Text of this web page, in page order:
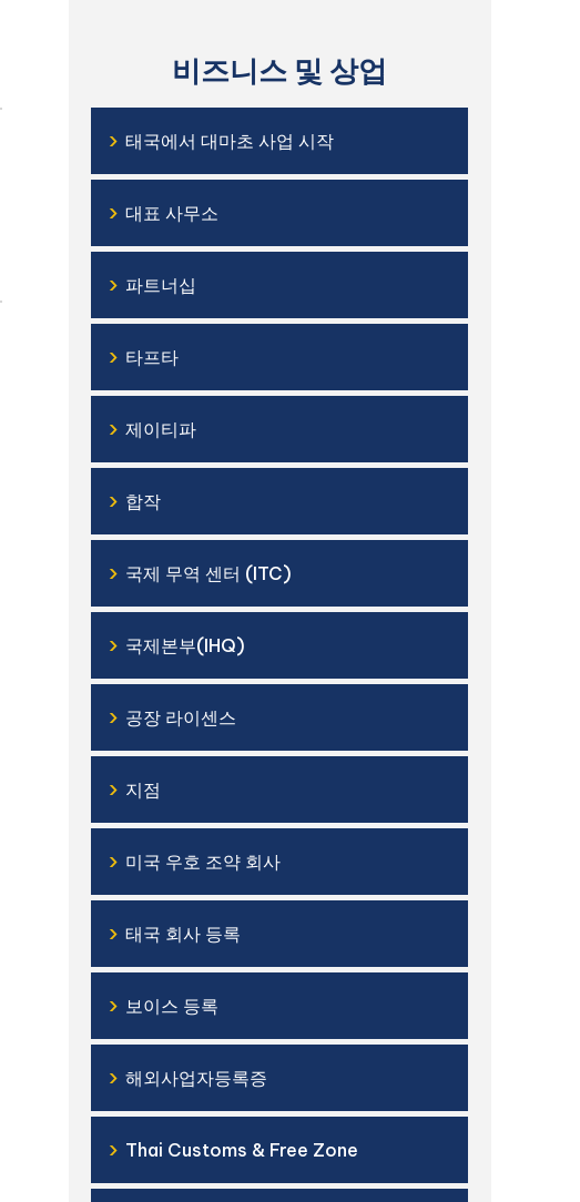
비즈니스 및 상업
› 태국에서 대마초 사업 시작
› 대표 사무소
› 파트너십
› 타프타
› 제이티파
› 합작
› 국제 무역 센터 (ITC)
› 국제본부(IHQ)
› 공장 라이센스
› 지점
› 미국 우호 조약 회사
› 태국 회사 등록
› 보이스 등록
› 해외사업자등록증
› Thai Customs & Free Zone